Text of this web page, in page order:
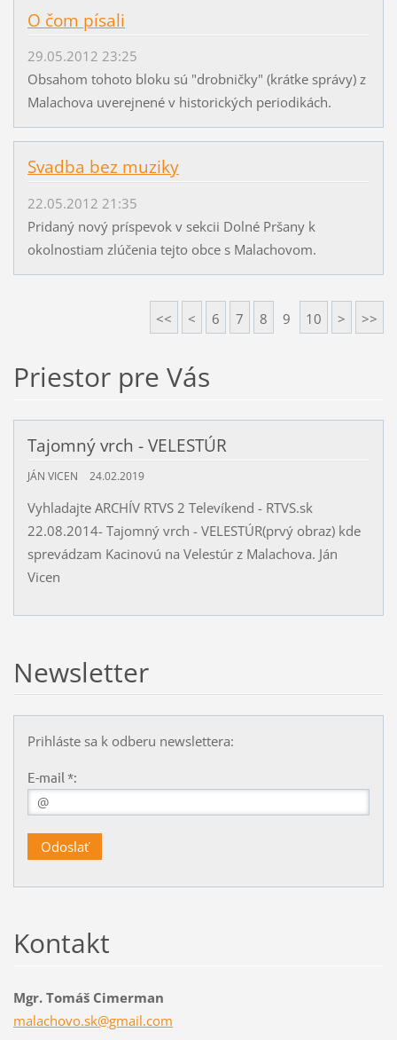
O čom písali
29.05.2012 23:25
Obsahom tohoto bloku sú "drobničky" (krátke správy) z
Malachova uverejnené v historických periodikách.
Svadba bez muziky
22.05.2012 21:35
Pridaný nový príspevok v sekcii Dolné Pršany k
okolnostiam zlúčenia tejto obce s Malachovom.
<< < 6 7 8 9 10 > >>
Priestor pre Vás
Tajomný vrch - VELESTÚR
JÁN VICEN 24.02.2019
Vyhladajte ARCHÍV RTVS 2 Televíkend - RTVS.sk
22.08.2014- Tajomný vrch - VELESTÚR(prvý obraz) kde
sprevádzam Kacinovú na Velestúr z Malachova. Ján
Vicen
Newsletter
Prihláste sa k odberu newslettera:
E-mail *:
Kontakt
Mgr. Tomáš Cimerman
malachovo.sk@gmail.com